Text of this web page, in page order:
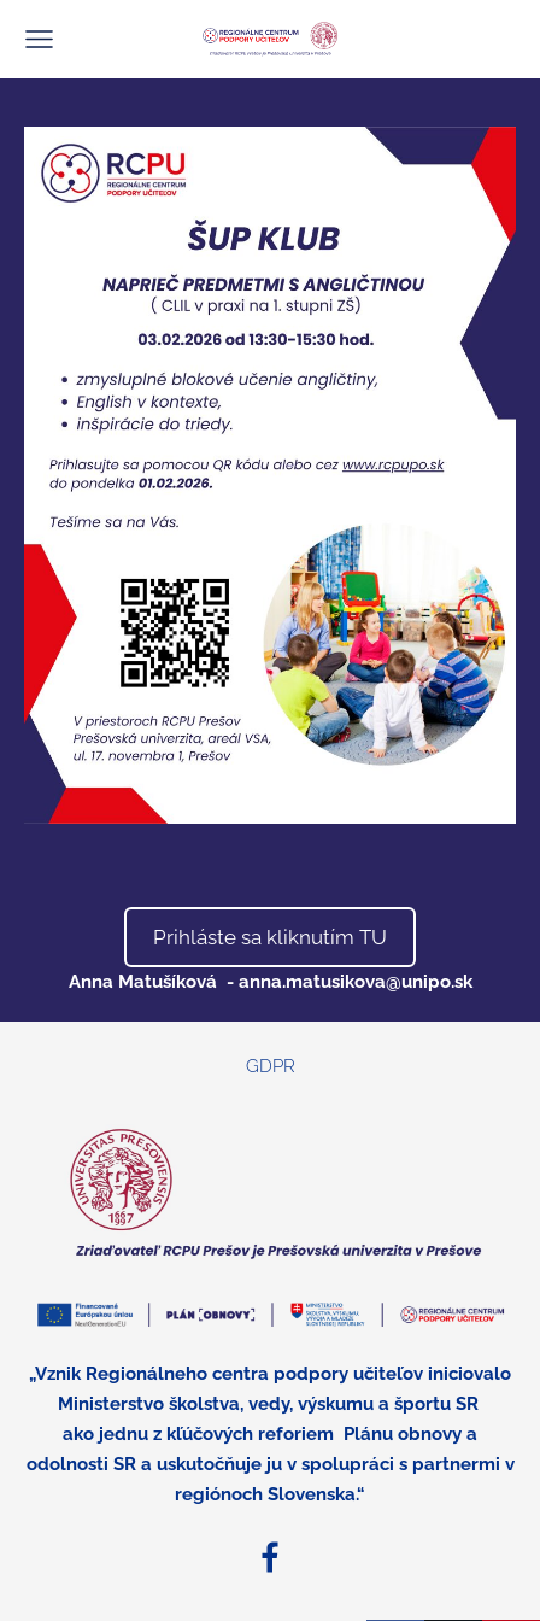
Prihláste sa kliknutím TU
Anna Matušíková - anna.matusikova@unipo.sk
GDPR
„Vznik Regionálneho centra podpory učiteľov iniciovalo
Ministerstvo školstva, vedy, výskumu a športu SR
ako jednu z kľúčových reforiem Plánu obnovy a
odolnosti SR a uskutočňuje ju v spolupráci s partnermi v
regiónoch Slovenska.“